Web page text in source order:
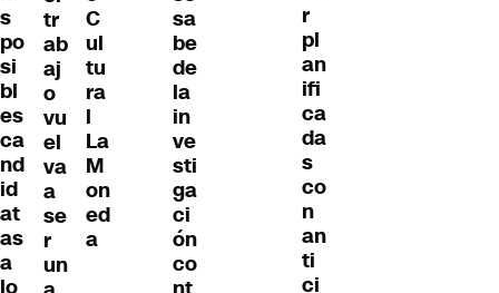
s
po
si
bl
es
ca
nd
id
at
as
a
tr
ab
aj
o
vu
el
va
a
se
r
un
C
ul
tu
ra
l
La
M
on
ed
a
sa
be
de
la
in
ve
sti
ga
ci
ón
co
r
pl
an
ifi
ca
da
s
co
n
an
ti
ci